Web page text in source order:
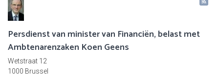
Persdienst van minister van Financiën, belast met
Ambtenarenzaken Koen Geens
Wetstraat 12
1000 Brussel